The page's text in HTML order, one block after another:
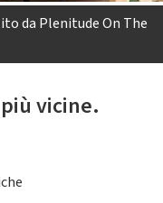
da Plenitude On The
vicine.